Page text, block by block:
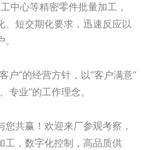
中心等精密零件批量加工，
、短交期化要求，迅速反应以
户”的经营方针，以“客户满意”
专业”的工作理念。
共赢！欢迎来厂参观考察，
工，数字化控制，高品质供